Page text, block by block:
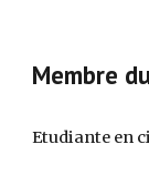
Membre
Etudiante en